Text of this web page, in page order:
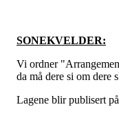
SONEKVELDER:
Vi ordner
da må dere si om dere
Lagene blir publisert